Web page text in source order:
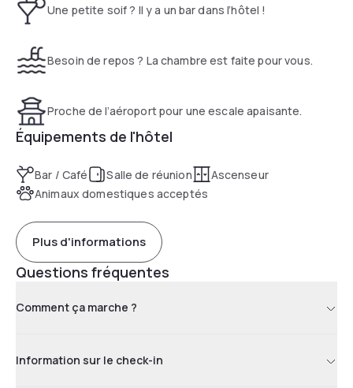
Une petite soif ? Il y a un bar dans l’hôtel !
Besoin de repos ? La chambre est faite pour vous.
Proche de l’aéroport pour une escale apaisante.
Équipements de l'hôtel
Bar / Café Salle de réunion
Ascenseur
Animaux domestiques acceptés
Plus d'informations
Questions fréquentes
Comment ça marche ?
Information sur le check-in